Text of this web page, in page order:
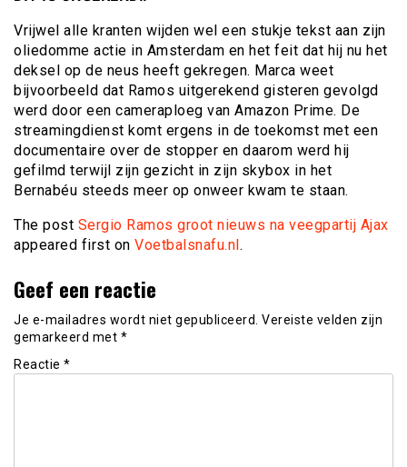
Vrijwel alle kranten wijden wel een stukje tekst aan zijn
oliedomme actie in Amsterdam en het feit dat hij nu het
deksel op de neus heeft gekregen. Marca weet
bijvoorbeeld dat Ramos uitgerekend gisteren gevolgd
werd door een cameraploeg van Amazon Prime. De
streamingdienst komt ergens in de toekomst met een
documentaire over de stopper en daarom werd hij
gefilmd terwijl zijn gezicht in zijn skybox in het
Bernabéu steeds meer op onweer kwam te staan.
The post Sergio Ramos groot nieuws na veegpartij Ajax
appeared first on Voetbalsnafu.nl .
Geef een reactie
Je e-mailadres wordt niet gepubliceerd. Vereiste velden zijn
gemarkeerd met *
Reactie *